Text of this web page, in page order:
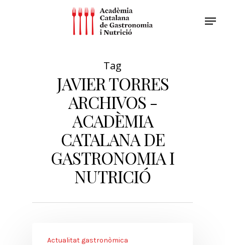
Tag
JAVIER TORRES
ARCHIVOS -
ACADÈMIA
CATALANA DE
GASTRONOMIA I
NUTRICIÓ
Actualitat gastronòmica